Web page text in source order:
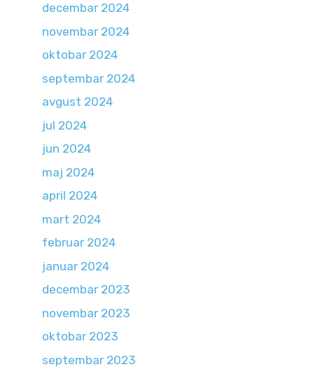
decembar 2024
novembar 2024
oktobar 2024
septembar 2024
avgust 2024
jul 2024
jun 2024
maj 2024
april 2024
mart 2024
februar 2024
januar 2024
decembar 2023
novembar 2023
oktobar 2023
septembar 2023